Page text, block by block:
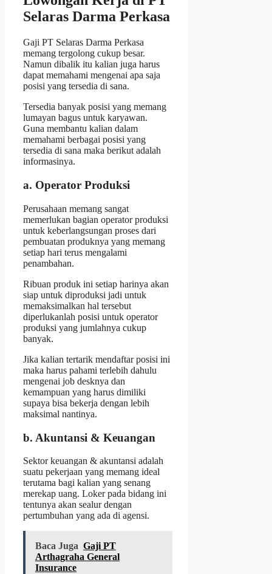
Selaras Darma Perkasa
Gaji PT Selaras Darma Perkasa
memang tergolong cukup besar.
Namun dibalik itu kalian juga harus
dapat memahami mengenai apa saja
posisi yang tersedia di sana.
Tersedia banyak posisi yang memang
lumayan bagus untuk karyawan.
Guna membantu kalian dalam
memahami berbagai posisi yang
tersedia di sana maka berikut adalah
informasinya.
a. Operator Produksi
Perusahaan memang sangat
memerlukan bagian operator produksi
untuk keberlangsungan proses dari
pembuatan produknya yang memang
setiap hari terus mengalami
penambahan.
Ribuan produk ini setiap harinya akan
siap untuk diproduksi jadi untuk
memaksimalkan hal tersebut
diperlukanlah posisi untuk operator
produksi yang jumlahnya cukup
banyak.
Jika kalian tertarik mendaftar posisi ini
maka harus pahami terlebih dahulu
mengenai job desknya dan
kemampuan yang harus dimiliki
supaya bisa bekerja dengan lebih
maksimal nantinya.
b. Akuntansi & Keuangan
Sektor keuangan & akuntansi adalah
suatu pekerjaan yang memang ideal
terutama bagi kalian yang senang
merekap uang. Loker pada bidang ini
tentunya akan sealur dengan
pertumbuhan yang ada di agensi.
Baca Juga Gaji PT
Arthagraha General
Insurance